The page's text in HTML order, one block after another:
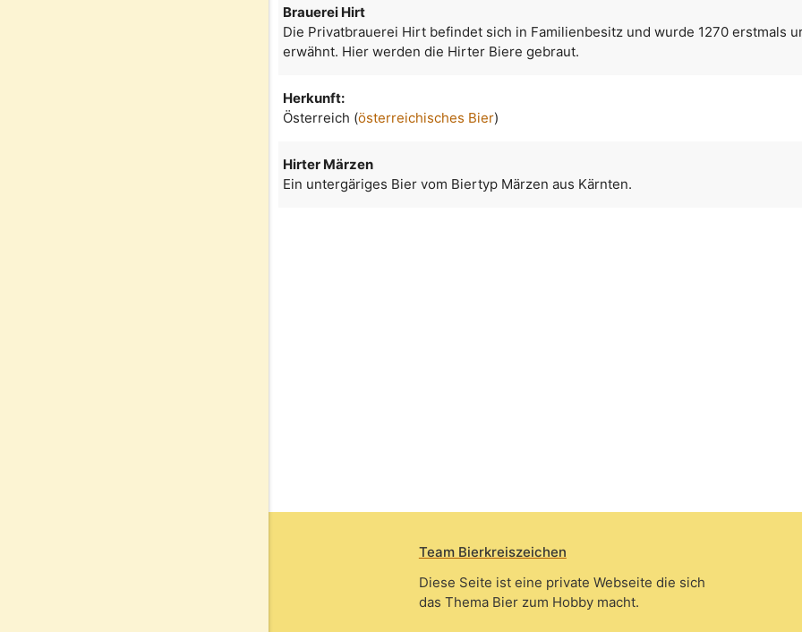
Brauerei Hirt
Die Privatbrauerei Hirt befindet sich in Familienbesitz und wurde 1270 erstmals
erwähnt. Hier werden die Hirter Biere gebraut.
Herkunft:
Österreich (österreichisches Bier)
Hirter Märzen
Ein untergäriges Bier vom Biertyp Märzen aus Kärnten.
Team Bierkreiszeichen
Diese Seite ist eine private Webseite die sich
das Thema Bier zum Hobby macht.